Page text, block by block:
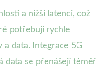
a nižší latenci, což
potřebují rychle
a data. Integrace 5G
data se přenášejí téměř